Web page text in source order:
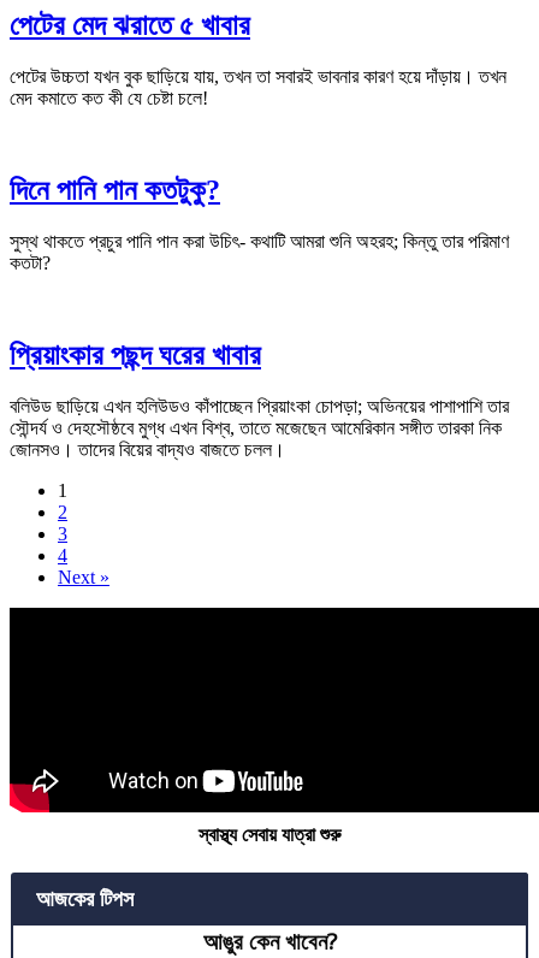
পেটের মেদ ঝরাতে ৫ খাবার
পেটের উচ্চতা যখন বুক ছাড়িয়ে যায়, তখন তা সবারই ভাবনার কারণ হয়ে দাঁড়ায়। তখন
মেদ কমাতে কত কী যে চেষ্টা চলে!
দিনে পানি পান কতটুকু?
সুস্থ থাকতে প্রচুর পানি পান করা উচিৎ- কথাটি আমরা শুনি অহরহ; কিন্তু তার পরিমাণ
কতটা?
প্রিয়াংকার পছন্দ ঘরের খাবার
বলিউড ছাড়িয়ে এখন হলিউডও কাঁপাচ্ছেন প্রিয়াংকা চোপড়া; অভিনয়ের পাশাপাশি তার
সৌন্দর্য ও দেহসৌষ্ঠবে মুগ্ধ এখন বিশ্ব, তাতে মজেছেন আমেরিকান সঙ্গীত তারকা নিক
জোনসও। তাদের বিয়ের বাদ্যও বাজতে চলল।
1
2
3
4
Next »
স্বাস্থ্য সেবায় যাত্রা শুরু
আজকের টিপস
আঙুর কেন খাবেন?